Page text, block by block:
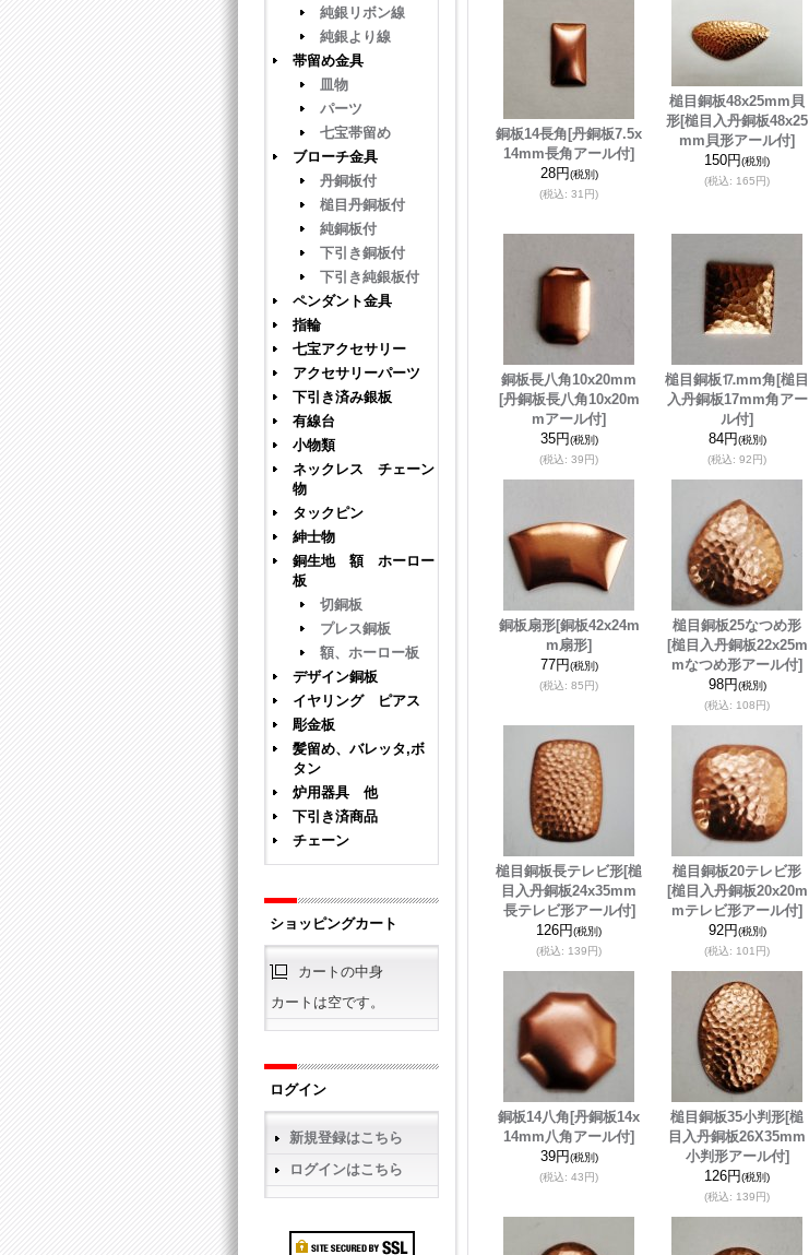
純銀リボン線
純銀より線
帯留め金具
皿物
パーツ
七宝帯留め
ブローチ金具
丹銅板付
槌目丹銅板付
純銅板付
下引き銅板付
下引き純銀板付
ペンダント金具
指輪
七宝アクセサリー
アクセサリーパーツ
下引き済み銀板
有線台
小物類
ネックレス チェーン
物
タックピン
紳士物
銅生地 額 ホーロー
板
切銅板
プレス銅板
額、ホーロー板
デザイン銅板
イヤリング ピアス
彫金板
髪留め、バレッタ,ボ
タン
炉用器具 他
下引き済商品
チェーン
ショッピングカート
カートの中身
カートは空です。
ログイン
新規登録はこちら
ログインはこちら
銅板14長角 [丹銅板7.5x
14mm長角アール付]
28円(税別)
(税込: 31円)
槌目銅板48x25mm貝
形[槌目入丹銅板48x25
mm貝形アール付]
150円(税別)
(税込: 165円)
銅板長八角10x20mm
[丹銅板長八角10x20m
mアール付]
35円(税別)
(税込: 39円)
槌目銅板⒘mm角 [槌目
入丹銅板17mm角アー
ル付]
84円(税別)
(税込: 92円)
銅板扇形[銅板42x24m
m扇形]
77円(税別)
(税込: 85円)
槌目銅板25なつめ形
[槌目入丹銅板22x25m
mなつめ形アール付]
98円(税別)
(税込: 108円)
槌目銅板長テレビ形[槌
目入丹銅板24x35mm
長テレビ形アール付]
126円(税別)
(税込: 139円)
槌目銅板20テレビ形
[槌目入丹銅板20x20m
mテレビ形アール付]
92円(税別)
(税込: 101円)
銅板14八角 [丹銅板14x
14mm八角アール付]
39円(税別)
(税込: 43円)
槌目銅板35小判形[槌
目入丹銅板26X35mm
小判形アール付]
126円(税別)
(税込: 139円)